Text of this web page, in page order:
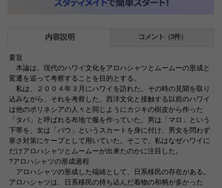
内容説明 コメント（3件）
要旨
本論は、現代のハワイ文化をアロハシャツとムームーの形成と
変遷を追って考察することを目的とする。
私は、２００４年３月にハワイを訪れた。その時の見聞を取り
込みながら、それを考察した。西洋文化と接触する以前のハワイ
は他のポリネシアの人々と同じようにカジキの樹皮から作った
「タパ」と呼ばれる布地で服を作っていた。男は「マロ」という
下帯を、女は「パウ」というスカートを身に付け、男女を問わず
寒さ対策にケープとして用いていた。そこで、私はなぜハワイに
だけアロハシャツとムームーが出来たのかに注目した。
?アロハシャツの形成過程
アロハシャツの形成した端緒として、日系移民の存在がある。
アロハシャツは、日系移民の持ち込んだ着物の和柄が多かった